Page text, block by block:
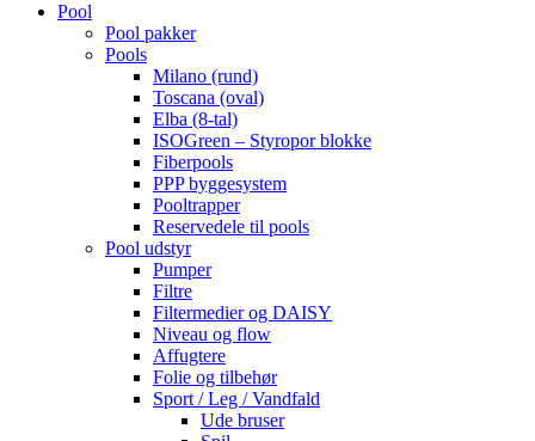
Pool
Pool pakker
Pools
Milano (rund)
Toscana (oval)
Elba (8-tal)
ISOGreen – Styropor blokke
Fiberpools
PPP byggesystem
Pooltrapper
Reservedele til pools
Pool udstyr
Pumper
Filtre
Filtermedier og DAISY
Niveau og flow
Affugtere
Folie og tilbehør
Sport / Leg / Vandfald
Ude bruser